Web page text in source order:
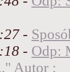
-
- Odp:
Autor :